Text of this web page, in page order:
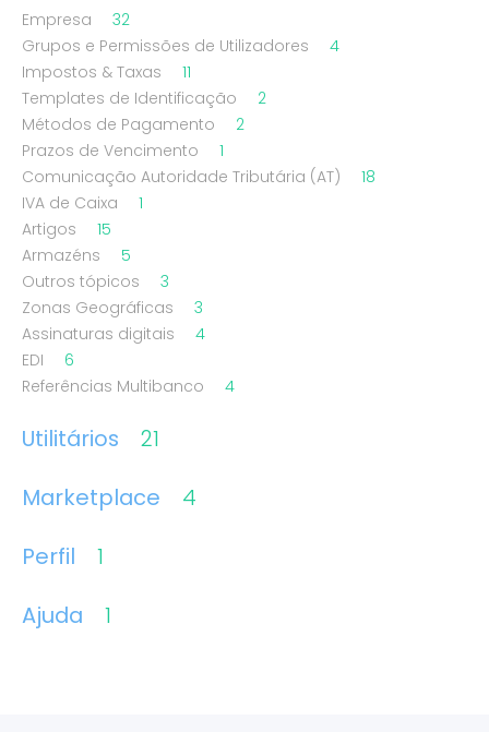
Empresa
32
Grupos e Permissões de Utilizadores
4
Impostos & Taxas
11
Templates de Identificação
2
Métodos de Pagamento
2
Prazos de Vencimento
1
Comunicação Autoridade Tributária (AT)
18
IVA de Caixa
1
Artigos
15
Armazéns
5
Outros tópicos
3
Zonas Geográficas
3
Assinaturas digitais
4
EDI
6
Referências Multibanco
4
Utilitários
21
Marketplace
4
Perfil
1
Ajuda
1